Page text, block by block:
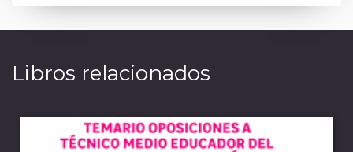
Libros relacionados